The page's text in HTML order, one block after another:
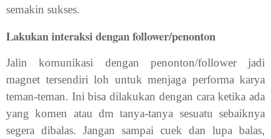
semakin sukses.
Lakukan interaksi dengan follower/penonton
Jalin komunikasi dengan penonton/follower jadi
magnet tersendiri loh untuk menjaga performa karya
teman-teman. Ini bisa dilakukan dengan cara ketika ada
yang komen atau dm tanya-tanya sesuatu sebaiknya
segera dibalas. Jangan sampai cuek dan lupa balas,